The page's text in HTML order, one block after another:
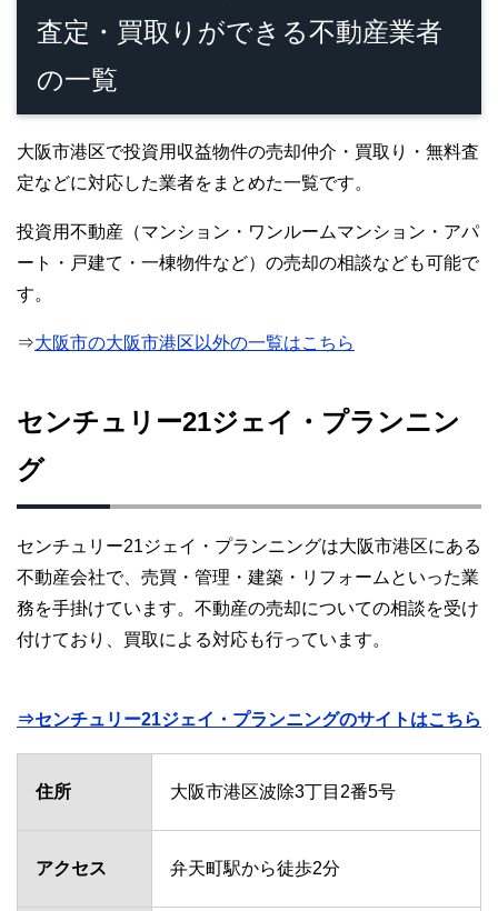
査定・買取りができる不動産業者
の一覧
大阪市港区で投資用収益物件の売却仲介・買取り・無料査
定などに対応した業者をまとめた一覧です。
投資用不動産（マンション・ワンルームマンション・アパ
ート・戸建て・一棟物件など）の売却の相談なども可能で
す。
⇒大阪市の大阪市港区以外の一覧はこちら
センチュリー21ジェイ・プランニン
グ
センチュリー21ジェイ・プランニングは大阪市港区にある
不動産会社で、売買・管理・建築・リフォームといった業
務を手掛けています。不動産の売却についての相談を受け
付けており、買取による対応も行っています。
⇒センチュリー21ジェイ・プランニングのサイトはこちら
住所 大阪市港区波除3丁目2番5号
アクセス 弁天町駅から徒歩2分